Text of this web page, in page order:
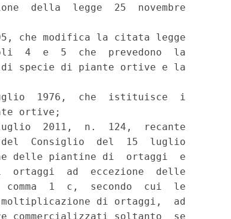
della  legge  25  novembre
che modifica la citata legge
4  e  5  che  prevedono  la
specie di piante ortive e la
1976,  che  istituisce  i
ortive;
2011,  n.  124,  recante
del  Consiglio  del  15  luglio
delle piantine di  ortaggi  e
ad  eccezione  delle
1  c,  secondo  cui  le
di ortaggi,  ad
commercializzati soltanto  se